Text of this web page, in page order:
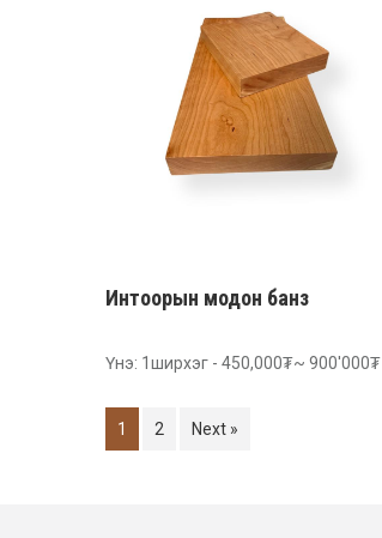
Интоорын модон банз
Үнэ: 1ширхэг - 450,000₮~ 900'000₮
1 2 Next »